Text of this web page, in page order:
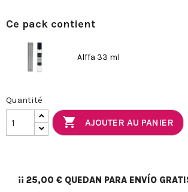
Ce pack contient
Alffa 33 ml
Quantité
 AJOUTER AU PANIER
¡¡ 25,00 € QUEDAN PARA ENVÍO